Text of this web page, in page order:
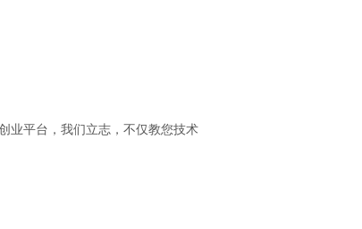
业平台，我们立志，不仅教您技术